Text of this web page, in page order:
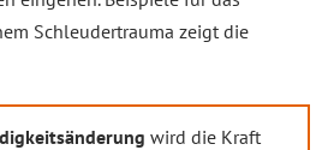
Schleudertrauma zeigt die
wird die Kraft